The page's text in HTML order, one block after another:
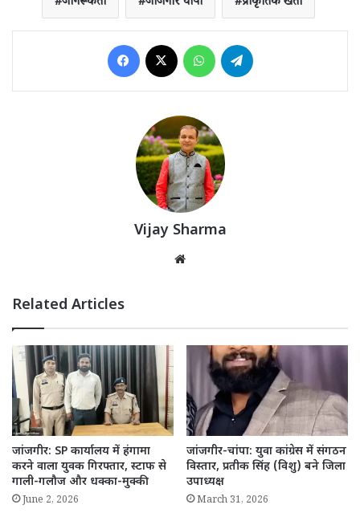
Facebook WhatsApp
Vijay Sharma
Related Articles
जांजगीर: SP कार्यालय में हंगामा
करने वाला युवक गिरफ्तार, स्टाफ से
गाली-गलौज और धक्का-मुक्की
June 2, 2026
जांजगीर-चांपा: युवा कांग्रेस में संगठन
विस्तार, प्रतीक सिंह (विशु) बने जिला
उपाध्यक्ष
March 31, 2026